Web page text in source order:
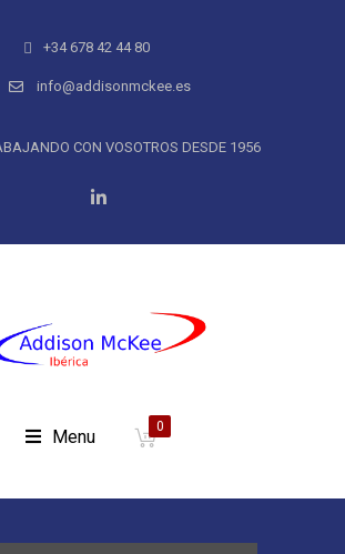
+34 678 42 44 80
info@addisonmckee.es
CON VOSOTROS DESDE 1956
Menu 0